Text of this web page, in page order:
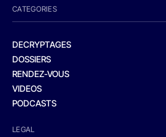
CATEGORIES
DECRYPTAGES
DOSSIERS
RENDEZ-VOUS
VIDEOS
PODCASTS
LEGAL